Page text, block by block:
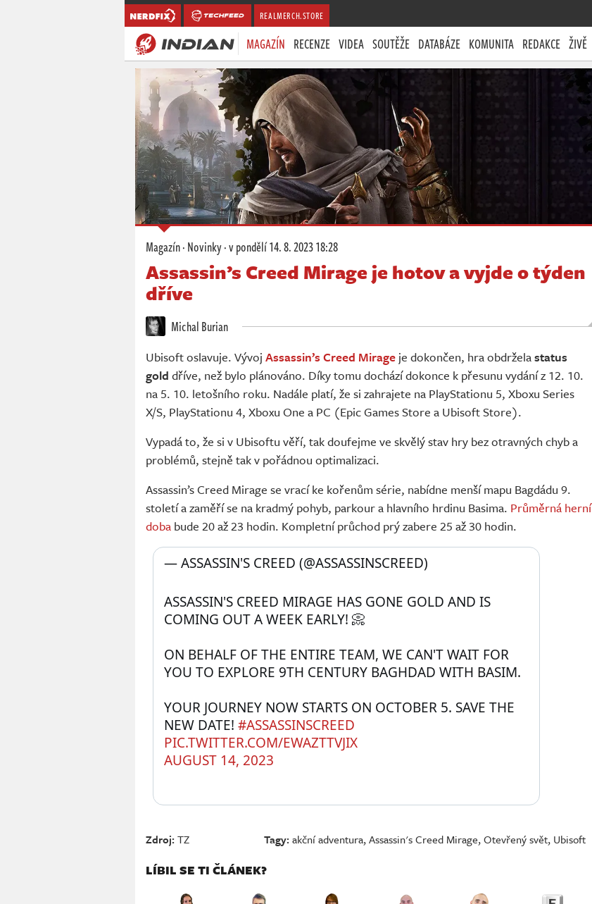
REALMERCH.STORE
MAGAZÍN RECENZE VIDEA SOUTĚŽE DATABÁZE KOMUNITA REDAKCE ŽIVĚ
Magazín·Novinky·v pondělí14. 8. 2023 18:28
Assassin’s Creed Mirage je hotov a vyjde o týden
dříve
Michal Burian
Ubisoft oslavuje. Vývoj Assassin’s Creed Mirage je dokončen, hra obdrželastatus
gold dříve, než bylo plánováno. Díky tomu dochází dokonce k přesunu vydání z 12. 10.
na 5. 10. letošního roku. Nadále platí, že si zahrajete na PlayStationu 5, Xboxu Series
X/S, PlayStationu 4, Xboxu One a PC (Epic Games Store a Ubisoft Store).
Vypadá to, že si v Ubisoftu věří, tak doufejme ve skvělý stav hry bez otravných chyb a
problémů, stejně tak v pořádnou optimalizaci.
Assassin’s Creed Mirage se vrací ke kořenům série, nabídne menší mapu Bagdádu 9.
století a zaměří se na kradmý pohyb, parkour a hlavního hrdinu Basima. Průměrná herní
doba bude 20 až 23 hodin. Kompletní průchod prý zabere 25 až 30 hodin.
ASSASSIN'S CREED MIRAGE HAS GONE GOLD AND IS
COMING OUT A WEEK EARLY! 📀
ON BEHALF OF THE ENTIRE TEAM, WE CAN'T WAIT FOR
YOU TO EXPLORE 9TH CENTURY BAGHDAD WITH BASIM.
YOUR JOURNEY NOW STARTS ON OCTOBER 5. SAVE THE
NEW DATE! #ASSASSINSCREED
PIC.TWITTER.COM/EWAZTTVJIX
— ASSASSIN'S CREED (@ASSASSINSCREED)
AUGUST 14, 2023
Zdroj:TZ Tagy:akční adventura,Assassin's Creed Mirage,Otevřený svět, Ubisoft
LÍBIL SE TI ČLÁNEK?